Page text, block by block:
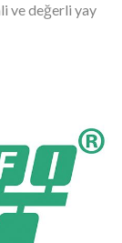
ve değerli yay